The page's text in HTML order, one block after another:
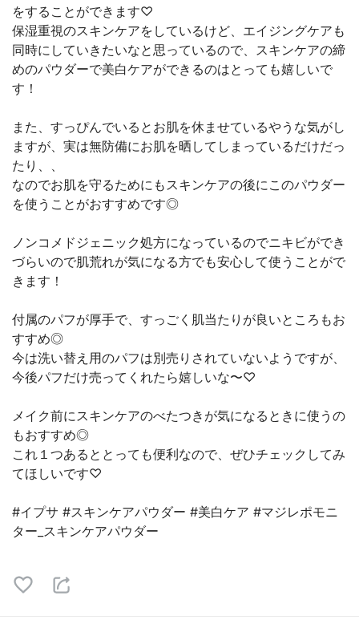
をすることができます♡
保湿重視のスキンケアをしているけど、エイジングケアも
同時にしていきたいなと思っているので、スキンケアの締
めのパウダーで美白ケアができるのはとっても嬉しいで
す！
また、すっぴんでいるとお肌を休ませているやうな気がし
ますが、実は無防備にお肌を晒してしまっているだけだっ
たり、、
なのでお肌を守るためにもスキンケアの後にこのパウダー
を使うことがおすすめです◎
ノンコメドジェニック処方になっているのでニキビができ
づらいので肌荒れが気になる方でも安心して使うことがで
きます！
付属のパフが厚手で、すっごく肌当たりが良いところもお
すすめ◎
今は洗い替え用のパフは別売りされていないようですが、
今後パフだけ売ってくれたら嬉しいな〜♡
メイク前にスキンケアのべたつきが気になるときに使うの
もおすすめ◎
これ１つあるととっても便利なので、ぜひチェックしてみ
てほしいです♡
#イプサ #スキンケアパウダー #美白ケア #マジレポモニ
ター_スキンケアパウダー